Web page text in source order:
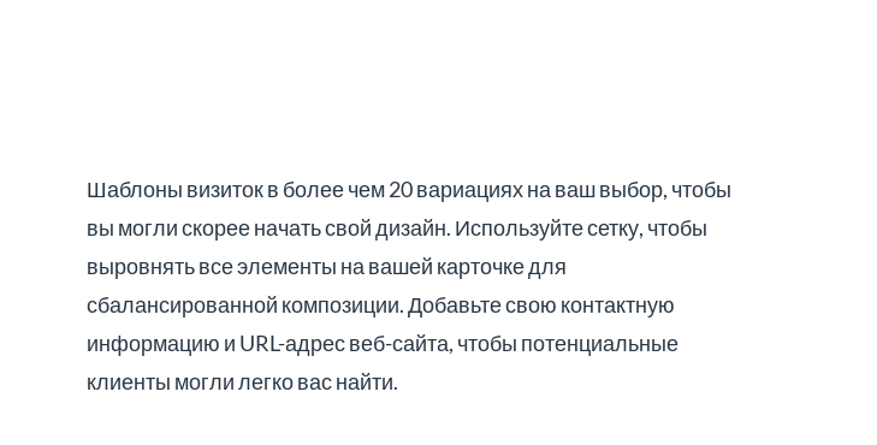
Шаблоны визиток в более чем 20 вариациях на ваш выбор, чтобы
вы могли скорее начать свой дизайн. Используйте сетку, чтобы
выровнять все элементы на вашей карточке для
сбалансированной композиции. Добавьте свою контактную
информацию и URL-адрес веб-сайта, чтобы потенциальные
клиенты могли легко вас найти.